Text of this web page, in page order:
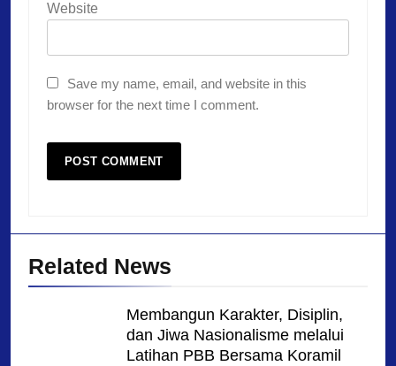
Website
Save my name, email, and website in this
browser for the next time I comment.
Related News
Membangun Karakter, Disiplin,
dan Jiwa Nasionalisme melalui
Latihan PBB Bersama Koramil